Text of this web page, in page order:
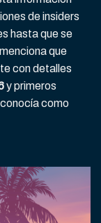
de insiders
hasta que se
que
con detalles
y primeros
como